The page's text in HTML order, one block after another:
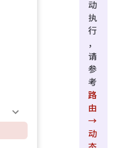
动
执
行
，
请
参
考
路
由
→
动